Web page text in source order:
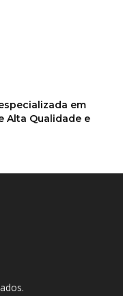
em
Alta Qualidade e